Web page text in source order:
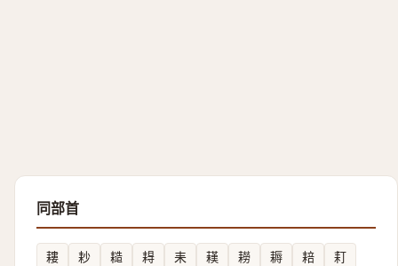
同部首
耬 耖 䎭 䎪 耒 䎯 耮 耨 䎧
耓